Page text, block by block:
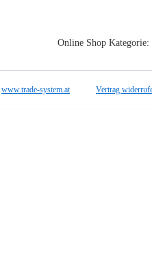
Online Shop
www.trade-system.at Vertrag